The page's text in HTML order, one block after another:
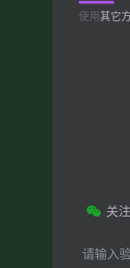
使用其它
关
请输入